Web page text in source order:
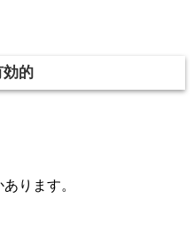
効的
ります。